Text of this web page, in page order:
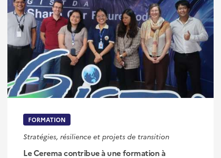
FORMATION
Stratégies, résilience et projets de transition
Le Cerema contribue à une formation à